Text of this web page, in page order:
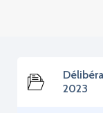
2023